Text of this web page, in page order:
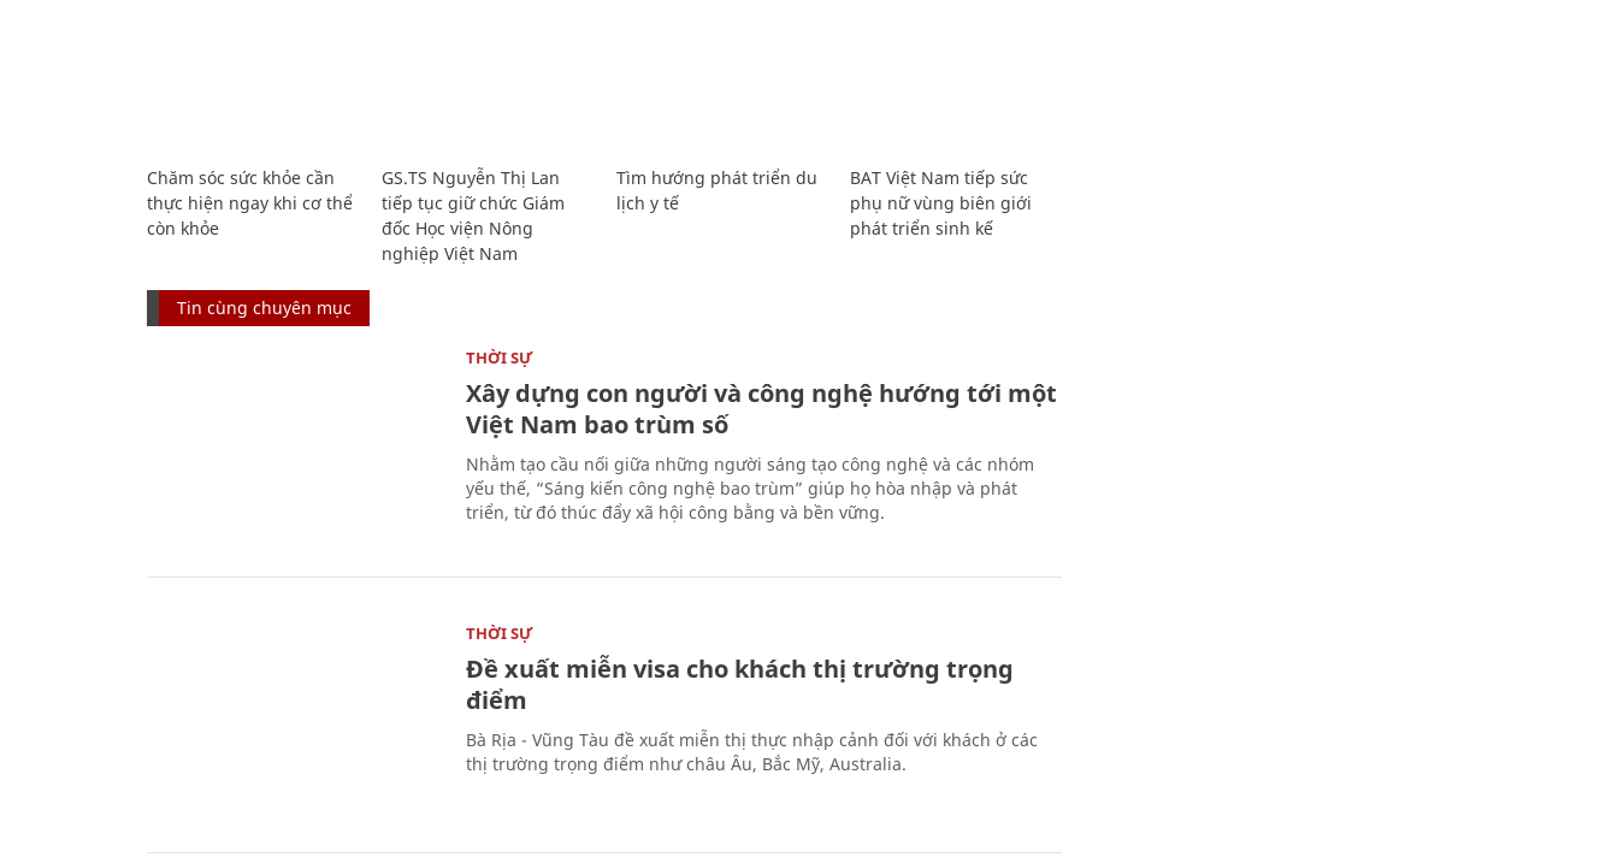
Chăm sóc sức khỏe cần
thực hiện ngay khi cơ thể
còn khỏe
GS.TS Nguyễn Thị Lan
tiếp tục giữ chức Giám
đốc Học viện Nông
nghiệp Việt Nam
Tìm hướng phát triển du
lịch y tế
BAT Việt Nam tiếp sức
phụ nữ vùng biên giới
phát triển sinh kế
Tin cùng chuyên mục
THỜI SỰ
Xây dựng con người và công nghệ hướng tới một
Việt Nam bao trùm số
Nhằm tạo cầu nối giữa những người sáng tạo công nghệ và các nhóm
yếu thế, “Sáng kiến công nghệ bao trùm” giúp họ hòa nhập và phát
triển, từ đó thúc đẩy xã hội công bằng và bền vững.
THỜI SỰ
Đề xuất miễn visa cho khách thị trường trọng
điểm
Bà Rịa - Vũng Tàu đề xuất miễn thị thực nhập cảnh đối với khách ở các
thị trường trọng điểm như châu Âu, Bắc Mỹ, Australia.